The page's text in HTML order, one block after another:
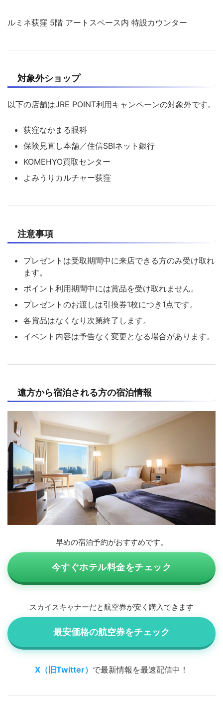
ルミネ荻窪 5階 アートスペース内 特設カウンター
対象外ショップ
以下の店舗はJRE POINT利用キャンペーンの対象外です。
荻窪なかまる眼科
保険見直し本舗／住信SBIネット銀行
KOMEHYO買取センター
よみうりカルチャー荻窪
注意事項
プレゼントは受取期間中に来店できる方のみ受け取れ
ます。
ポイント利用期間中には賞品を受け取れません。
プレゼントのお渡しは引換券1枚につき1点です。
各賞品はなくなり次第終了します。
イベント内容は予告なく変更となる場合があります。
遠方から宿泊される方の宿泊情報
早めの宿泊予約がおすすめです。
今すぐホテル料金をチェック
スカイスキャナーだと航空券が安く購入できます
最安価格の航空券をチェック
X（旧Twitter） で最新情報を最速配信中！